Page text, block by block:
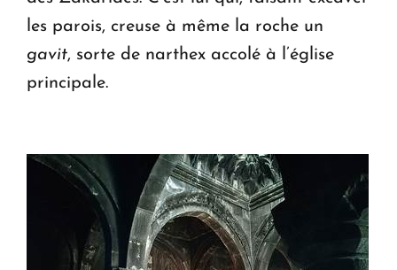
les parois, creuse à même la roche un
gavit, sorte de narthex accolé à l’église
principale.